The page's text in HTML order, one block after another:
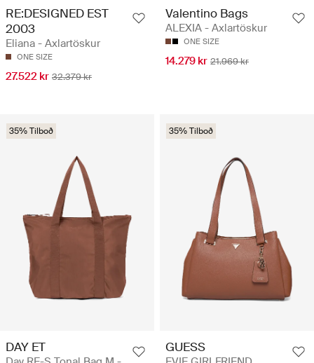
RE:DESIGNED EST
2003
Eliana - Axlartöskur
ONE SIZE
27.522 kr 32.379 kr
Valentino Bags
ALEXIA - Axlartöskur
ONE SIZE
14.279 kr 21.969 kr
35% Tilboð
DAY ET
35% Tilboð
GUESS